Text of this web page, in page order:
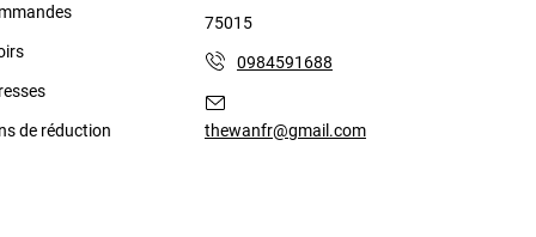
de réduction
75015
0984591688
thewanfr@gmail.com